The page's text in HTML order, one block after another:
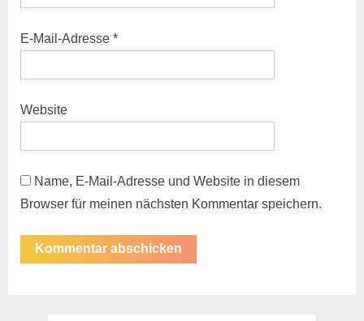
E-Mail-Adresse *
Website
Name, E-Mail-Adresse und Website in diesem
Browser für meinen nächsten Kommentar speichern.